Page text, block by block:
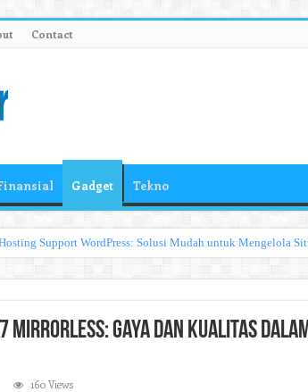
Contact
Gadget Tekno
Support WordPress: Solusi Mudah untuk Mengelola
Mirrorless: Gaya dan Kualitas
160 Views